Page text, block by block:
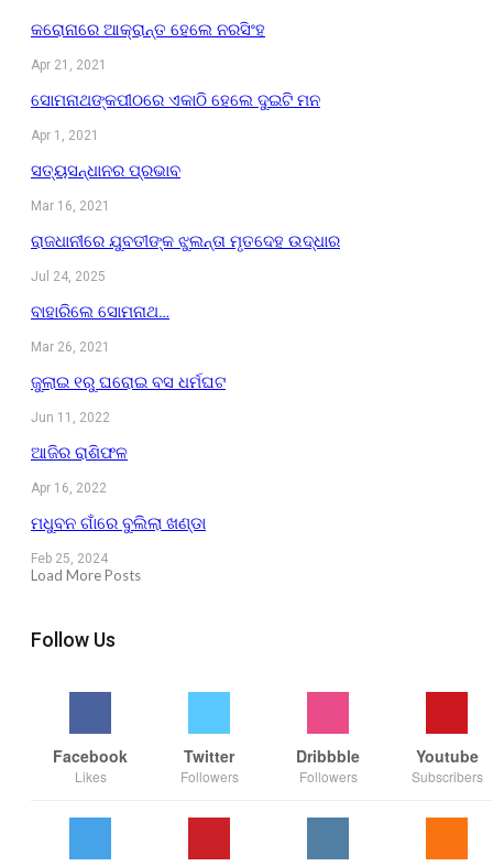
କରୋନାରେ ଆକ୍ରାନ୍ତ ହେଲେ ନରସିଂହ
Apr 21, 2021
ସୋମନାଥଙ୍କପୀଠରେ ଏକାଠି ହେଲେ ଦୁଇଟି ମନ
Apr 1, 2021
ସତ୍ୟସନ୍ଧାନର ପ୍ରଭାବ
Mar 16, 2021
ରାଜଧାନୀରେ ଯୁବତୀଙ୍କ ଝୁଲନ୍ତା ମୃତଦେହ ଉଦ୍ଧାର
Jul 24, 2025
ବାହାରିଲେ ସୋମନାଥ…
Mar 26, 2021
ଜୁଲାଇ ୧ରୁ ଘରୋଇ ବସ ଧର୍ମଘଟ
Jun 11, 2022
ଆଜିର ରାଶିଫଳ
Apr 16, 2022
ମଧୁବନ ଗାଁରେ ବୁଲିଲା ଖଣ୍ଡା
Feb 25, 2024
Load More Posts
Follow Us
Facebook
Likes
Twitter
Followers
Dribbble
Followers
Youtube
Subscribers